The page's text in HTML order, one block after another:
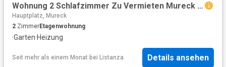
Wohnung 2 Schlafzimmer Zu Vermieten Mureck AUT 480 ES101182763
Hauptplatz, Mureck
2 ZimmerEtagenwohnung
·Garten·Heizung
Seit mehr als einem Monat bei Listanza Details ansehen